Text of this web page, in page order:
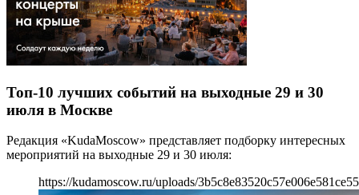
Топ-10 лучших событий на выходные 29 и 30
июля в Москве
Редакция «KudaMoscow» представляет подборку интересных
мероприятий на выходные 29 и 30 июля:
https://kudamoscow.ru/uploads/